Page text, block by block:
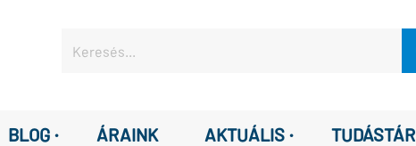
BLOG · ÁRAINK AKTUÁLIS · TUDÁSTÁR